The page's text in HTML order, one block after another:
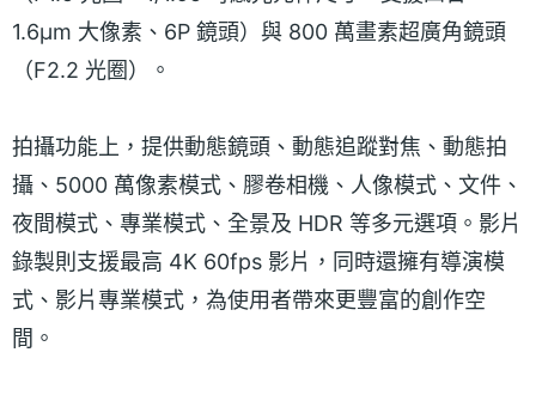
1.6μm 大像素、6P 鏡頭）與 800 萬畫素超廣角鏡頭
（F2.2 光圈）。
拍攝功能上，提供動態鏡頭、動態追蹤對焦、動態拍
攝、5000 萬像素模式、膠卷相機、人像模式、文件、
夜間模式、專業模式、全景及 HDR 等多元選項。影片
錄製則支援最高 4K 60fps 影片，同時還擁有導演模
式、影片專業模式，為使用者帶來更豐富的創作空
間。